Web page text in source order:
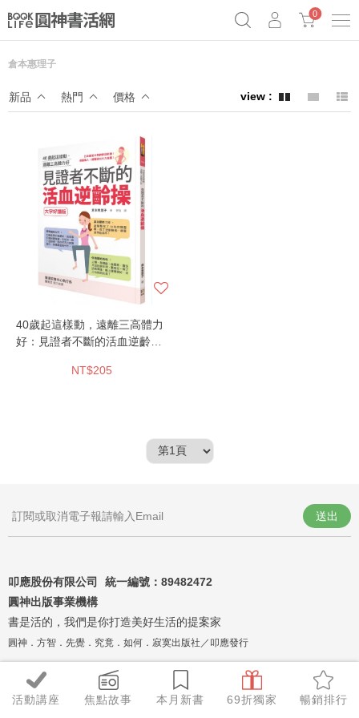
Netflix話題章魚小說！
0
活動講座 焦點故事 本月新書 69折獨家 暢銷排行
倉本惠理子
新品 熱門 價格
40歲起這樣動，遠離三高體力
好：見證者不斷的活血逆齡操
NT$205
叩應股份有限公司 統一編號： 89482472
圓神出版事業機構
書是活的，我們是你打造美好生活的提案家
圓神．方智．先覺．究竟．如何．寂寞出版社／叩應發行
送出